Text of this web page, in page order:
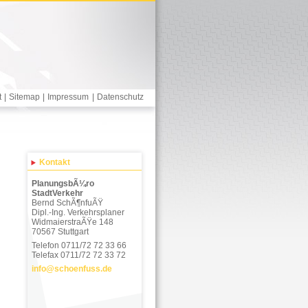
| Sitemap Impressum Datenschutz
Kontakt
PlanungsbÃ¼ro
StadtVerkehr
Bernd SchÃ¶nfuÃŸ
Dipl.-Ing. Verkehrsplaner
WidmaierstraÃŸe 148
70567 Stuttgart
Telefon 0711/72 72 33 66
Telefax 0711/72 72 33 72
info@schoenfuss.de